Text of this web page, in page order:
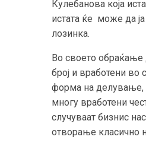
Кулебанова која
истата ќе може да
лозинка.
Во своето обраќање
број и вработени во
форма на делување,
многу вработени
случуваат бизнис
отворање класично